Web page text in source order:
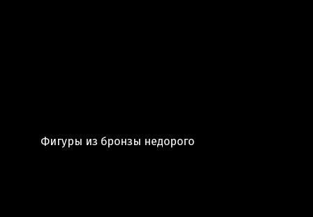
Фигуры из бронзы недорого